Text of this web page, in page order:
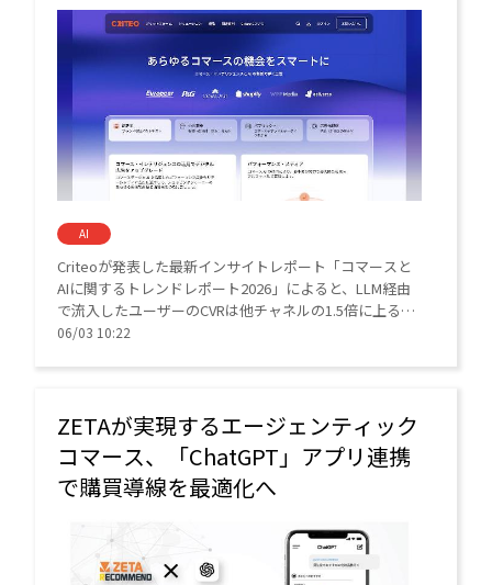
AI
Criteoが発表した最新インサイトレポート「コマースと
AIに関するトレンドレポート2026」によると、LLM経由
で流入したユーザーのCVRは他チャネルの1.5倍に上るこ
とが判明した。
06/03 10:22
ZETAが実現するエージェンティック
コマース、「ChatGPT」アプリ連携
で購買導線を最適化へ